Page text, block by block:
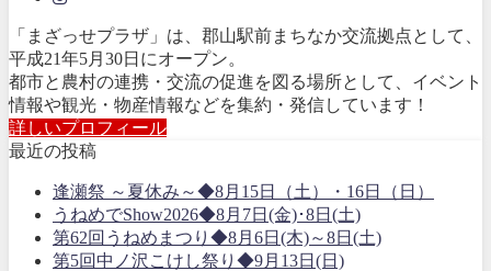
「まざっせプラザ」は、郡山駅前まちなか交流拠点として、
平成21年5月30日にオープン。
都市と農村の連携・交流の促進を図る場所として、イベント
情報や観光・物産情報などを集約・発信しています！
詳しいプロフィール
最近の投稿
逢瀬祭 ～夏休み～◆8月15日（土）・16日（日）
うねめでShow2026◆8月7日(金)･8日(土)
第62回うねめまつり◆8月6日(木)～8日(土)
第5回中ノ沢こけし祭り◆9月13日(日)